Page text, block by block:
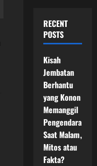
RECENT
POSTS
Kisah
Jembatan
Berhantu
yang Konon
Memanggil
Pengendara
Saat Malam,
Mitos atau
Fakta?